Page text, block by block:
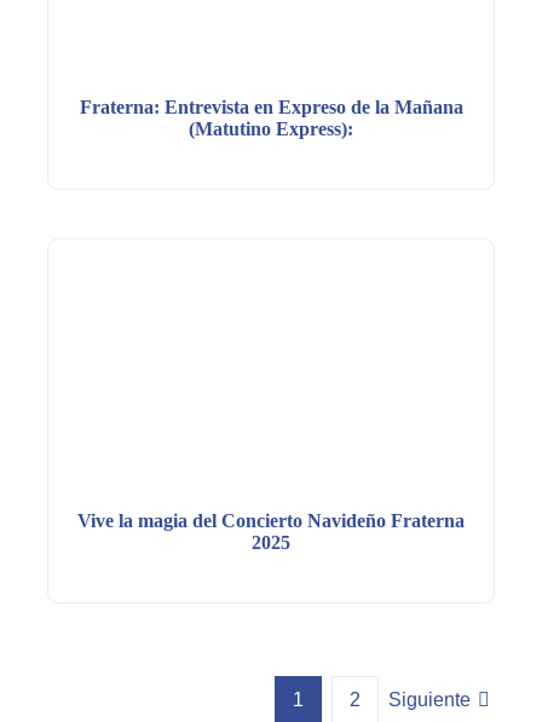
Fraterna: Entrevista en Expreso de la Mañana
(Matutino Express):
Vive la magia del Concierto Navideño Fraterna
2025
1 2 Siguiente